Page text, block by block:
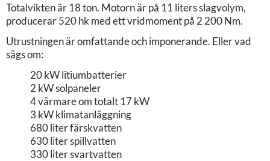
Totalvikten är 18 ton. Motorn är på 11 liters slagvolym,
producerar 520 hk med ett vridmoment på 2 200 Nm.
Utrustningen är omfattande och imponerande. Eller vad
sägs om:
20 kW litiumbatterier
2 kW solpaneler
4 värmare om totalt 17 kW
3 kW klimatanläggning
680 liter färskvatten
630 liter spillvatten
330 liter svartvatten